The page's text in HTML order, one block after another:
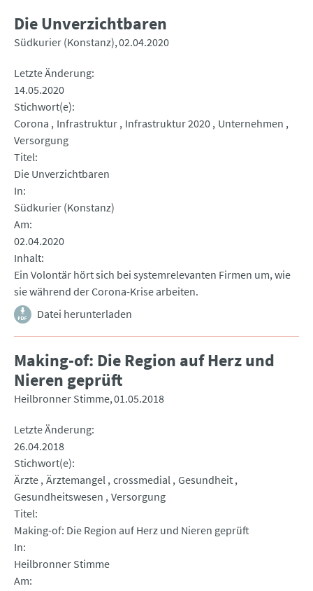
Die Unverzichtbaren
Südkurier (Konstanz) 02.04.2020
Letzte Änderung
14.05.2020
Stichwort(e)
Corona
Infrastruktur Infrastruktur 2020 Unternehmen
Versorgung
Titel
Die Unverzichtbaren
In
Südkurier (Konstanz)
Am
02.04.2020
Inhalt
Ein Volontär hört sich bei systemrelevanten Firmen um, wie
sie während der Corona-Krise arbeiten.
Datei herunterladen
Making-of: Die Region auf Herz und
Nieren geprüft
Heilbronner Stimme 01.05.2018
Letzte Änderung
26.04.2018
Stichwort(e)
Ärzte Ärztemangel crossmedial Gesundheit
Gesundheitswesen Versorgung
Titel
Making-of: Die Region auf Herz und Nieren geprüft
In
Heilbronner Stimme
Am